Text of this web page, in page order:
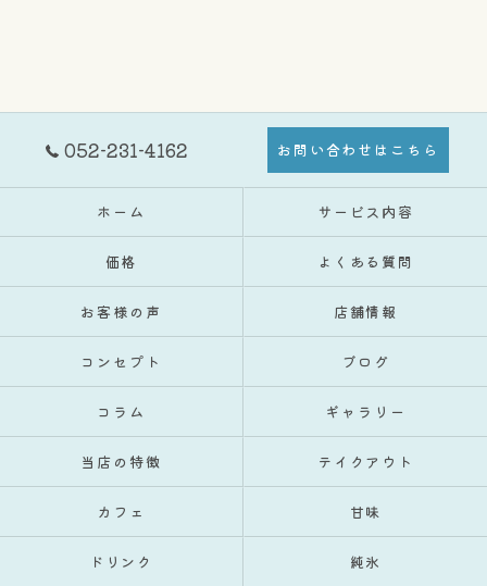
052-231-4162 お問い合わせはこちら
ホーム サービス内容
価格 よくある質問
お客様の声 店舗情報
コンセプト ブログ
コラム ギャラリー
当店の特徴 テイクアウト
カフェ 甘味
ドリンク 純氷